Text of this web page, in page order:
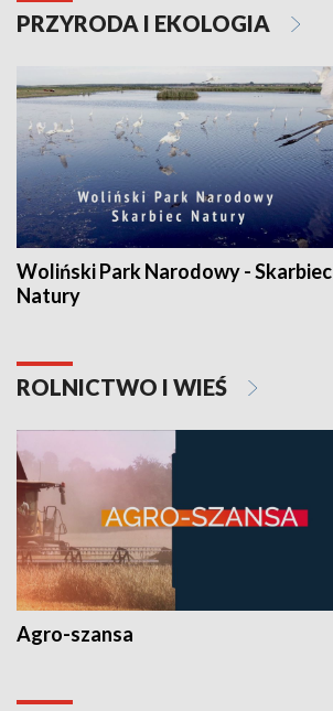
PRZYRODA I EKOLOGIA
Woliński Park Narodowy - Skarbiec
Natury
ROLNICTWO I WIEŚ
Agro-szansa